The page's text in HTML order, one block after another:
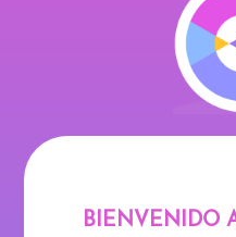
BIENVENIDO